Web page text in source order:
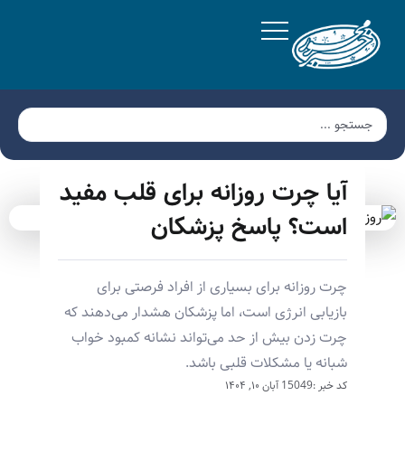
آیا چرت روزانه برای قلب مفید
است؟ پاسخ پزشکان
چرت روزانه برای بسیاری از افراد فرصتی برای
بازیابی انرژی است، اما پزشکان هشدار می‌دهند که
چرت زدن بیش از حد می‌تواند نشانه کمبود خواب
شبانه یا مشکلات قلبی باشد.
کد خبر :15049 آبان ۱۰, ۱۴۰۴